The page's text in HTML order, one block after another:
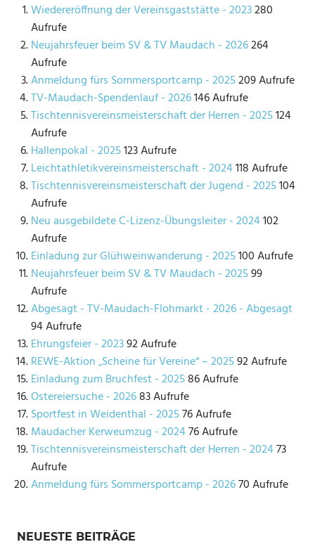
Wiedereröffnung der Vereinsgaststätte - 2023280
Aufrufe
Neujahrsfeuer beim SV & TV Maudach - 2026264
Aufrufe
Anmeldung fürs Sommersportcamp - 2025209 Aufrufe
TV-Maudach-Spendenlauf - 2026146 Aufrufe
Tischtennisvereinsmeisterschaft der Herren - 2025124
Aufrufe
Hallenpokal - 2025123 Aufrufe
Leichtathletikvereinsmeisterschaft - 2024118 Aufrufe
Tischtennisvereinsmeisterschaft der Jugend - 2025104
Aufrufe
Neu ausgebildete C-Lizenz-Übungsleiter - 2024102
Aufrufe
Einladung zur Glühweinwanderung - 2025100 Aufrufe
Neujahrsfeuer beim SV & TV Maudach - 202599
Aufrufe
Abgesagt - TV-Maudach-Flohmarkt - 2026 - Abgesagt
94 Aufrufe
Ehrungsfeier - 202392 Aufrufe
REWE-Aktion „Scheine für Vereine“ – 202592 Aufrufe
Einladung zum Bruchfest - 202586 Aufrufe
Ostereiersuche - 202683 Aufrufe
Sportfest in Weidenthal - 202576 Aufrufe
Maudacher Kerweumzug - 202476 Aufrufe
Tischtennisvereinsmeisterschaft der Herren - 202473
Aufrufe
Anmeldung fürs Sommersportcamp - 202670 Aufrufe
NEUESTE BEITRÄGE